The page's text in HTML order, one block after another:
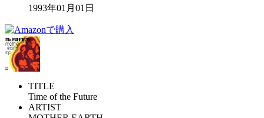
1993年01月01日
TITLE
Time of the Future
ARTIST